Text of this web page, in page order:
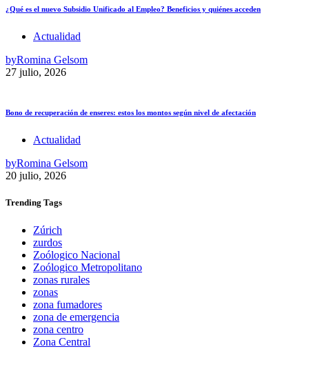
¿Qué es el nuevo Subsidio Unificado al Empleo? Beneficios y quiénes acceden
Actualidad
byRomina Gelsom
27 julio, 2026
Bono de recuperación de enseres: estos los montos según nivel de afectación
Actualidad
byRomina Gelsom
20 julio, 2026
Trending Tags
Zúrich
zurdos
Zoólogico Nacional
Zoólogico Metropolitano
zonas rurales
zonas
zona fumadores
zona de emergencia
zona centro
Zona Central